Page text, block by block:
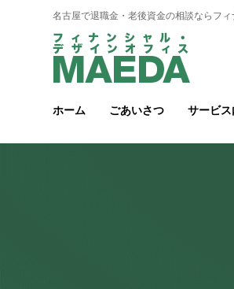
名古屋で退職金・老後資金の相談ならフ
ホーム ごあいさつ サービス